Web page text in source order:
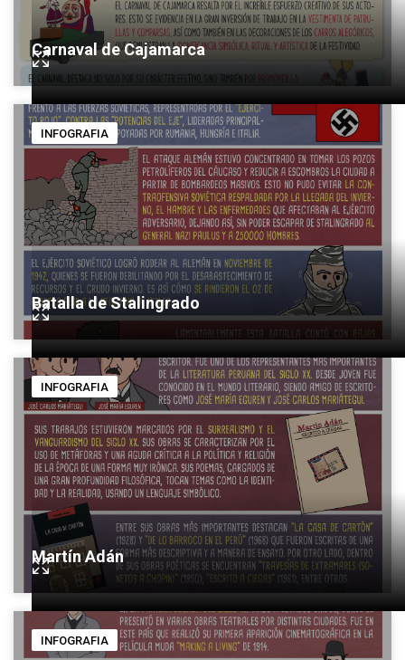
Carnaval de Cajamarca
INFOGRAFIA
Batalla de Stalingrado
INFOGRAFIA
Martín Adán
INFOGRAFIA